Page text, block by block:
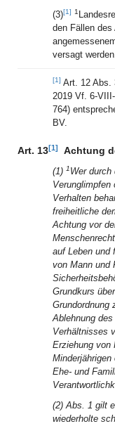
(3)[1] 1
den Fällen
versagt
[1] Art. 12 Abs.
2019 Vf. 6-
764)
BV.
Art. 13[1] Achtung
(1) 1Wer durch
Verunglimpfen
Verhalten
freiheitliche
Achtung vor
auf Leben und
von Mann und
Grundkurs
Grundordnung
Ablehnung
Verhältnisses
Erziehung von
Ehe- und
(2) Abs. 1 gilt
wiederholte